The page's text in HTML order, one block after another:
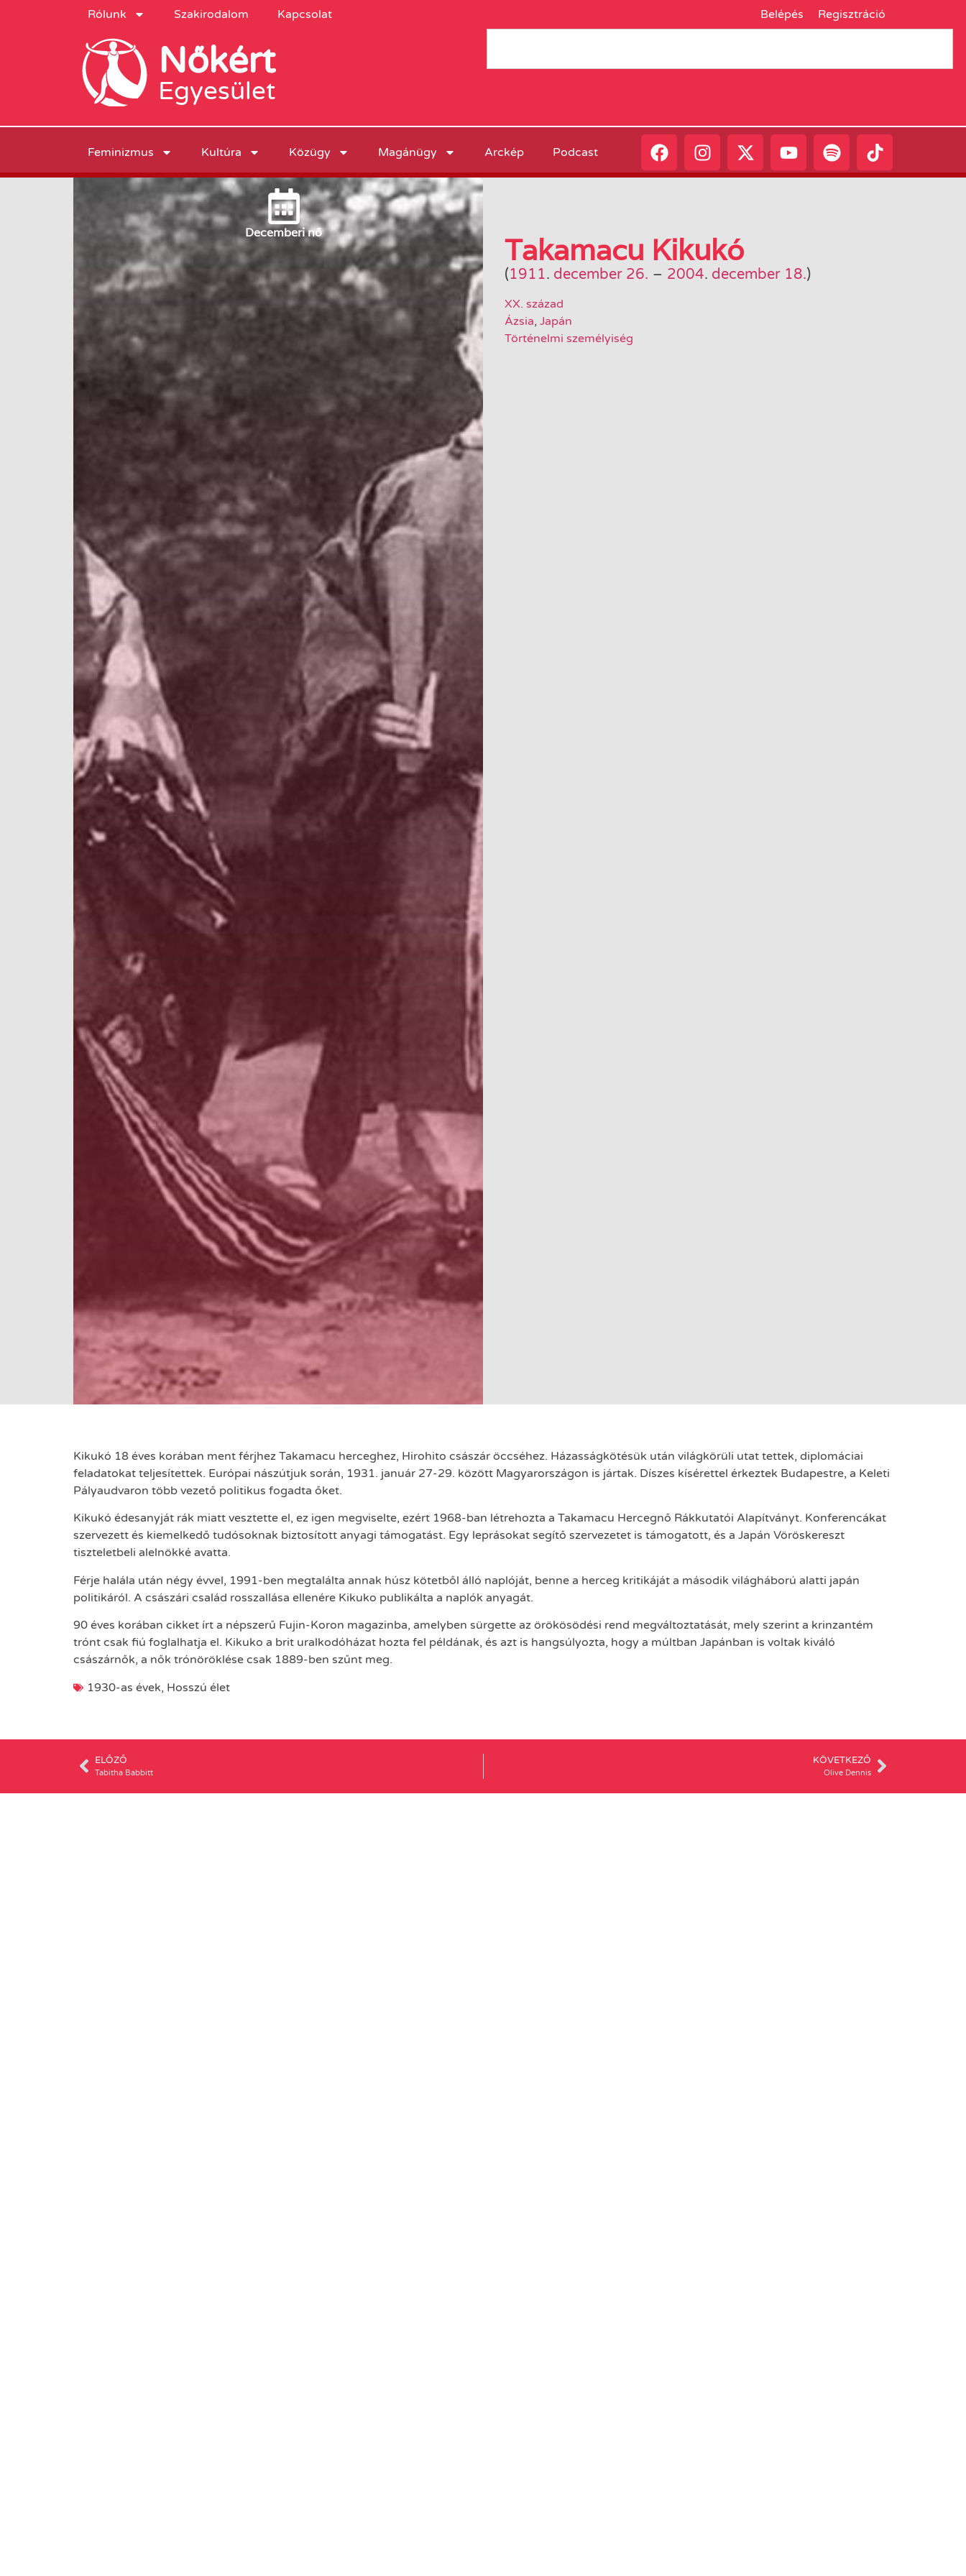
Rólunk Szakirodalom Kapcsolat Belépés Regisztráció
Nőkért
Egyesület
Feminizmus Kultúra Közügy Magánügy Arckép Podcast
Decemberi nő Takamacu Kikukó
(1911. december 26. – 2004. december 18.)
XX. század
Ázsia, Japán
Történelmi személyiség
Kikukó 18 éves korában ment férjhez Takamacu herceghez, Hirohito császár öccséhez. Házasságkötésük után világkörüli utat tettek, diplomáciai
feladatokat teljesítettek. Európai nászútjuk során, 1931. január 27-29. között Magyarországon is jártak. Díszes kísérettel érkeztek Budapestre, a Keleti
Pályaudvaron több vezető politikus fogadta őket.
Kikukó édesanyját rák miatt vesztette el, ez igen megviselte, ezért 1968-ban létrehozta a Takamacu Hercegnő Rákkutatói Alapítványt. Konferencákat
szervezett és kiemelkedő tudósoknak biztosított anyagi támogatást. Egy leprásokat segítő szervezetet is támogatott, és a Japán Vöröskereszt
tiszteletbeli alelnökké avatta.
Férje halála után négy évvel, 1991-ben megtalálta annak húsz kötetből álló naplóját, benne a herceg kritikáját a második világháború alatti japán
politikáról. A császári család rosszallása ellenére Kikuko publikálta a naplók anyagát.
90 éves korában cikket írt a népszerű Fujin-Koron magazinba, amelyben sürgette az örökösödési rend megváltoztatását, mely szerint a krinzantém
trónt csak fiú foglalhatja el. Kikuko a brit uralkodóházat hozta fel példának, és azt is hangsúlyozta, hogy a múltban Japánban is voltak kiváló
császárnők, a nők trónöröklése csak 1889-ben szűnt meg.
1930-as évek, Hosszú élet
ELŐZŐ
Tabitha Babbitt
KÖVETKEZŐ
Olive Dennis